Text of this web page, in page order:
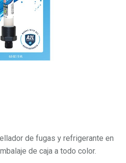
de fugas y refrigerante en
de caja a todo color.